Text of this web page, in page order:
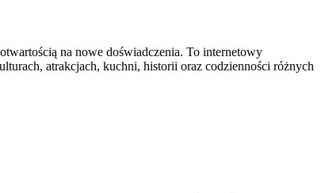
na nowe doświadczenia. To internetowy
atrakcjach, kuchni, historii oraz codzienności różnych